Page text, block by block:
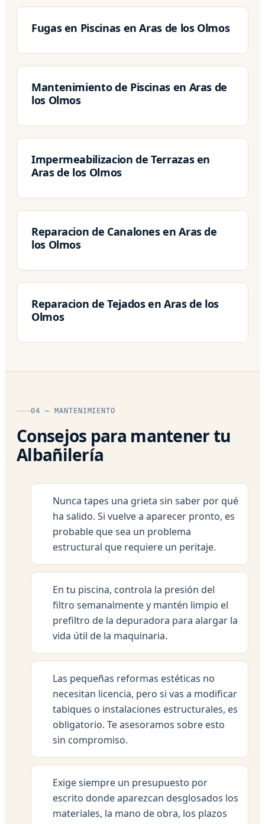
Fugas en Piscinas en Aras de los Olmos
Mantenimiento de Piscinas en Aras de
los Olmos
Impermeabilizacion de Terrazas en
Aras de los Olmos
Reparacion de Canalones en Aras de
los Olmos
Reparacion de Tejados en Aras de los
Olmos
04 — MANTENIMIENTO
Consejos para mantener tu
Albañilería
Nunca tapes una grieta sin saber por qué
ha salido. Si vuelve a aparecer pronto, es
probable que sea un problema
estructural que requiere un peritaje.
En tu piscina, controla la presión del
filtro semanalmente y mantén limpio el
prefiltro de la depuradora para alargar la
vida útil de la maquinaria.
Las pequeñas reformas estéticas no
necesitan licencia, pero si vas a modificar
tabiques o instalaciones estructurales, es
obligatorio. Te asesoramos sobre esto
sin compromiso.
Exige siempre un presupuesto por
escrito donde aparezcan desglosados los
materiales, la mano de obra, los plazos